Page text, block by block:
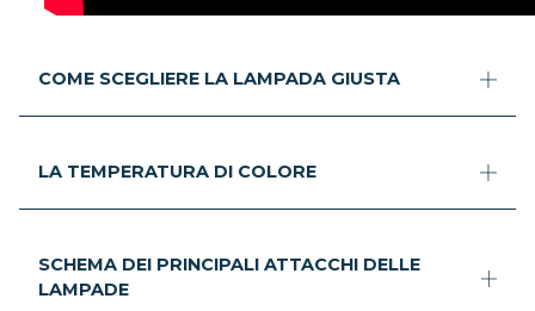
COME SCEGLIERE LA LAMPADA GIUSTA
LA TEMPERATURA DI COLORE
SCHEMA DEI PRINCIPALI ATTACCHI DELLE
LAMPADE